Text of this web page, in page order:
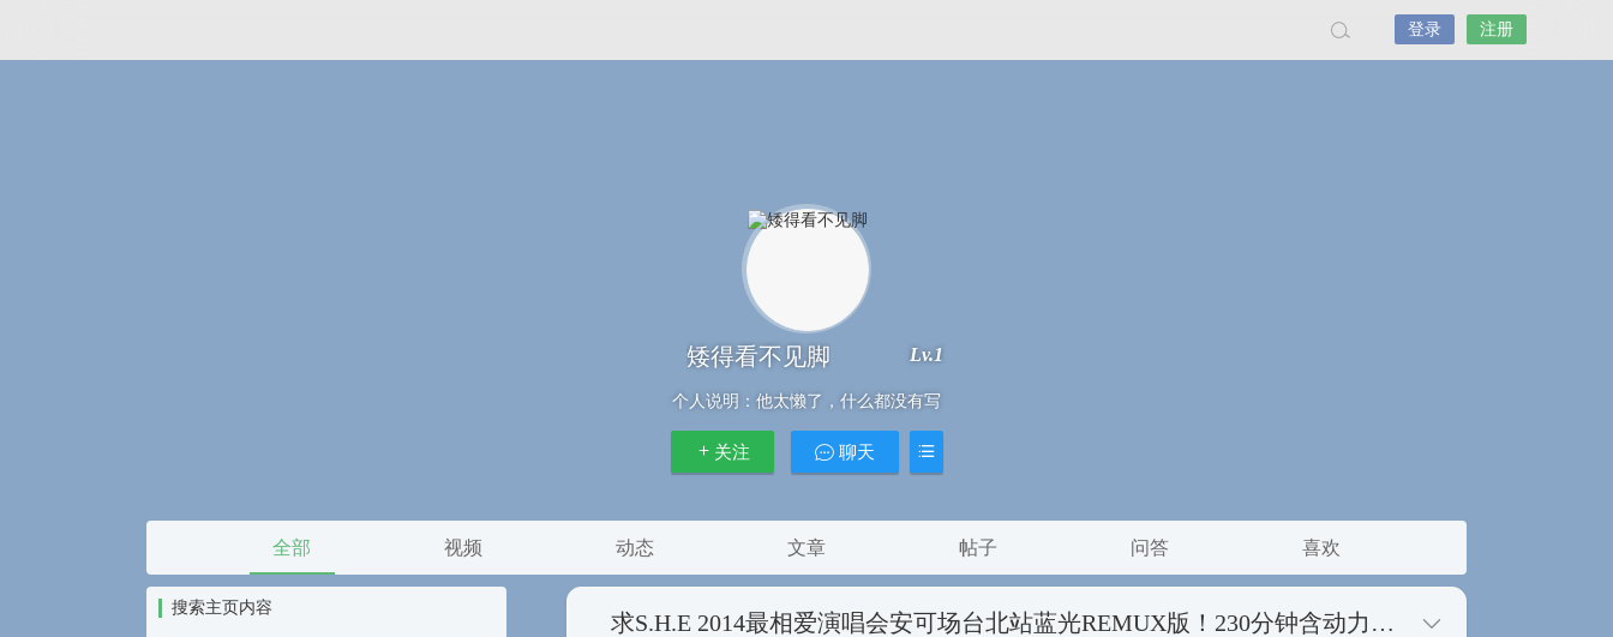
登录 注册
矮得看不见脚 Lv.1
个人说明： 他太懒了，什么都没有写
关注 聊天
全部 视频 动态 文章 帖子 问答 喜欢
搜索主页内容
求S.H.E 2014最相爱演唱会安可场台北站蓝光REMUX版！230分钟含动力火车五月天嘉宾45.38G那版！